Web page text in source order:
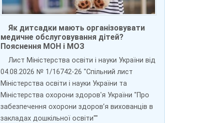
Як дитсадки мають організовувати
медичне обслуговування дітей?
Пояснення МОН і МОЗ
Лист Міністерства освіти і науки України від
04.08.2026 № 1/16742-26 "Спільний лист
Міністерства освіти і науки України та
Міністерства охорони здоров'я України "Про
забезпечення охорони здоров’я вихованців в
закладах дошкільної освіти""